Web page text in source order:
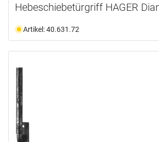
Hebeschiebetürgriff HAGER
Artikel: 40.631.72